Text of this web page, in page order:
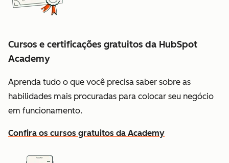
Cursos e certificações gratuitos da HubSpot
Academy
Aprenda tudo o que você precisa saber sobre as
habilidades mais procuradas para colocar seu negócio
em funcionamento.
Confira os cursos gratuitos da Academy